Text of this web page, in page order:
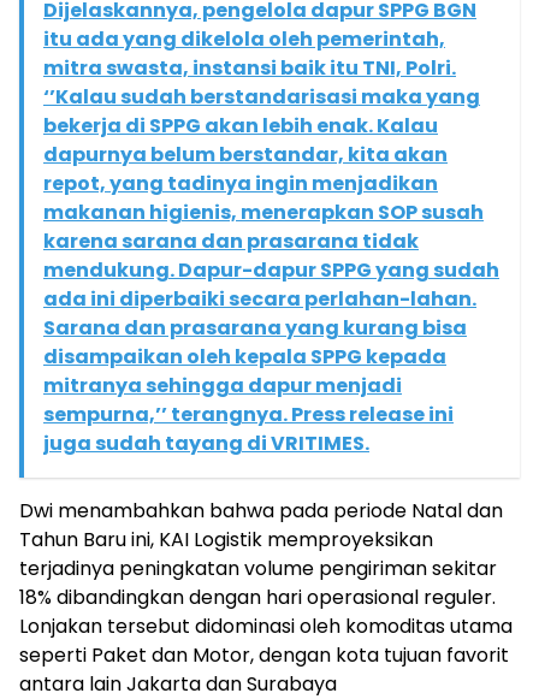
Dijelaskannya, pengelola dapur SPPG BGN
itu ada yang dikelola oleh pemerintah,
mitra swasta, instansi baik itu TNI, Polri.
‘’Kalau sudah berstandarisasi maka yang
bekerja di SPPG akan lebih enak. Kalau
dapurnya belum berstandar, kita akan
repot, yang tadinya ingin menjadikan
makanan higienis, menerapkan SOP susah
karena sarana dan prasarana tidak
mendukung. Dapur-dapur SPPG yang sudah
ada ini diperbaiki secara perlahan-lahan.
Sarana dan prasarana yang kurang bisa
disampaikan oleh kepala SPPG kepada
mitranya sehingga dapur menjadi
sempurna,’’ terangnya. Press release ini
juga sudah tayang di VRITIMES.
Dwi menambahkan bahwa pada periode Natal dan
Tahun Baru ini, KAI Logistik memproyeksikan
terjadinya peningkatan volume pengiriman sekitar
18% dibandingkan dengan hari operasional reguler.
Lonjakan tersebut didominasi oleh komoditas utama
seperti Paket dan Motor, dengan kota tujuan favorit
antara lain Jakarta dan Surabaya